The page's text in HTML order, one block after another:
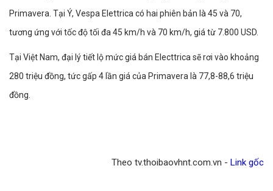
Primavera. Tại Ý, Vespa Elettrica có hai phiên bản là 45 và 70,
tương ứng với tốc độ tối đa 45 km/h và 70 km/h, giá từ 7.800 USD.
Tại Việt Nam, đại lý tiết lộ mức giá bán Electtrica sẽ rơi vào khoảng
280 triệu đồng, tức gấp 4 lần giá của Primavera là 77,8-88,6 triệu
đồng.
Theo tv.thoibaovhnt.com.vn - Link gốc